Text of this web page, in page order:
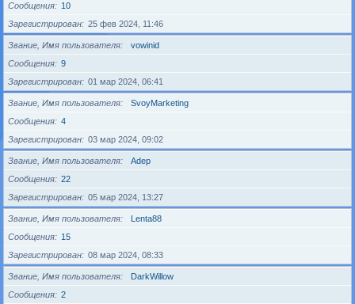
Сообщения
10
Зарегистрирован
25 фев 2024, 11:46
Звание, Имя пользователя
vowinid
Сообщения
9
Зарегистрирован
01 мар 2024, 06:41
Звание, Имя пользователя
SvoyMarketing
Сообщения
4
Зарегистрирован
03 мар 2024, 09:02
Звание, Имя пользователя
Adep
Сообщения
22
Зарегистрирован
05 мар 2024, 13:27
Звание, Имя пользователя
Lenta88
Сообщения
15
Зарегистрирован
08 мар 2024, 08:33
Звание, Имя пользователя
DarkWillow
Сообщения
2